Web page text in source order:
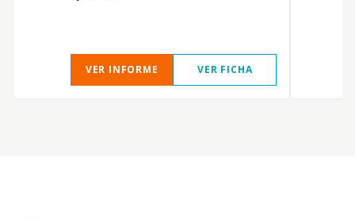
VER INFORME VER FICHA